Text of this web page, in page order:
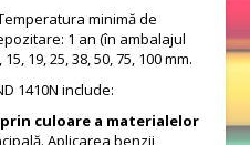
minimă de
1 an (în ambalajul
19, 25, 38, 50, 75, 100 mm.
1410N include:
culoare a materialelor
Aplicarea benzii